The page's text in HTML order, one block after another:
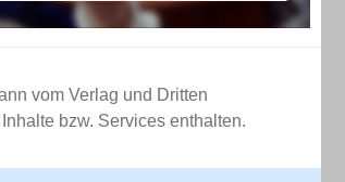
vom Verlag und Dritten
bzw. Services enthalten.